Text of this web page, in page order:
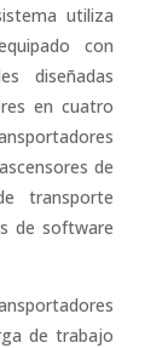
utiliza
con
diseñadas
en cuatro
de
transporte
de software
de trabajo